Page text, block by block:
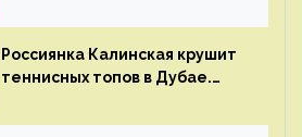
Россиянка Калинская крушит
теннисных топов в Дубае.
рейтинга